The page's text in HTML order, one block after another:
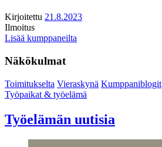
Kirjoitettu 21.8.2023
Ilmoitus
Lisää kumppaneilta
Näkökulmat
Toimitukselta Vieraskynä Kumppaniblogit
Työpaikat & työelämä
Työelämän uutisia